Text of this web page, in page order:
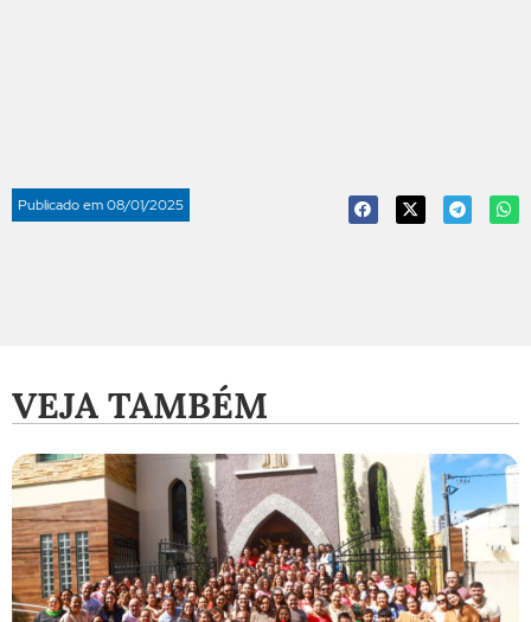
Publicado em08/01/2025
VEJA TAMBÉM